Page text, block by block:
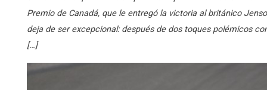
Premio de Canadá, que le entregó la victoria al británico
deja de ser excepcional: después de dos toques polémicos
[…]